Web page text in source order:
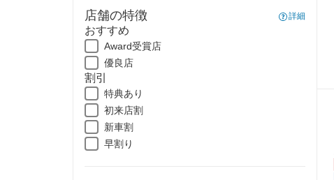
店舗の特徴 詳細
おすすめ
Award受賞店
優良店
割引
特典あり
初来店割
新車割
早割り